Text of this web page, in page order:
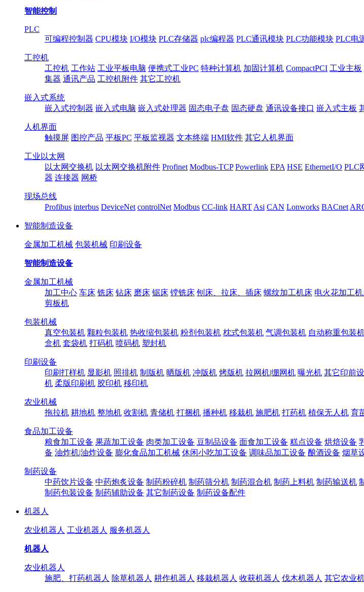
智能控制
PLC
可编程控制器 CPU模块 I/O模块 PLC存储器 plc编程器 PLC通讯模块 PLC功能模块 PLC电
工控机
工控机 工作站 工业平板电脑 便携式工业PC 特种计算机 加固计算机 CompactPCI 工业主板
集器 通讯产品 工控机附件 其它工控机
嵌入式系统
嵌入式控制器 嵌入式电脑 嵌入式处理器 固态电子盘 固态硬盘 通讯设备接口 嵌入式主板
人机界面
触摸屏 图控产品 平板PC 平板监视器 文本终端 HMI软件 其它人机界面
工业以太网
以太网交换机 以太网交换机附件 Profinet Modbus-TCP Powerlink EPA HSE EthernetI/O PLC
器 连接器 网桥
现场总线
Profibus interbus DeviceNet controlNet Modbus CC-link HART Asi CAN Lonworks BACnet
智能制造设备
金属加工机械 包装机械 印刷设备
智能制造设备
金属加工机械
加工中心 车床 铣床 钻床 磨床 锯床 镗铣床 刨床、拉床、插床 螺纹加工机床 电火花加工
剪板机
包装机械
真空包装机 颗粒包装机 热收缩包装机 粉剂包装机 枕式包装机 气调包装机 自动称重包装
盒机 套袋机 打码机 喷码机 塑封机
印刷设备
印刷打样机 显影机 照排机 制版机 晒版机 冲版机 烤版机 拉网机|绷网机 曝光机 其它印前
机 柔版印刷机 胶印机 移印机
农业机械
拖拉机 耕地机 整地机 收割机 青储机 打捆机 播种机 移栽机 施肥机 打药机 植保无人机 育
食品加工设备
粮食加工设备 果蔬加工设备 肉类加工设备 豆制品设备 面食加工设备 糕点设备 烘焙设备
备 油炸机|油炸设备 膨化食品加工机械 休闲小吃加工设备 调味品加工设备 酿酒设备 烟草
制药设备
中药饮片设备 中药炮炙设备 制药粉碎机 制药筛分机 制药混合机 制药上料机 制药输送机
制药包装设备 制药辅助设备 其它制药设备 制药设备配件
机器人
农业机器人 工业机器人 服务机器人
机器人
农业机器人
施肥、打药机器人 除草机器人 耕作机器人 移栽机器人 收获机器人 伐木机器人 其它农业